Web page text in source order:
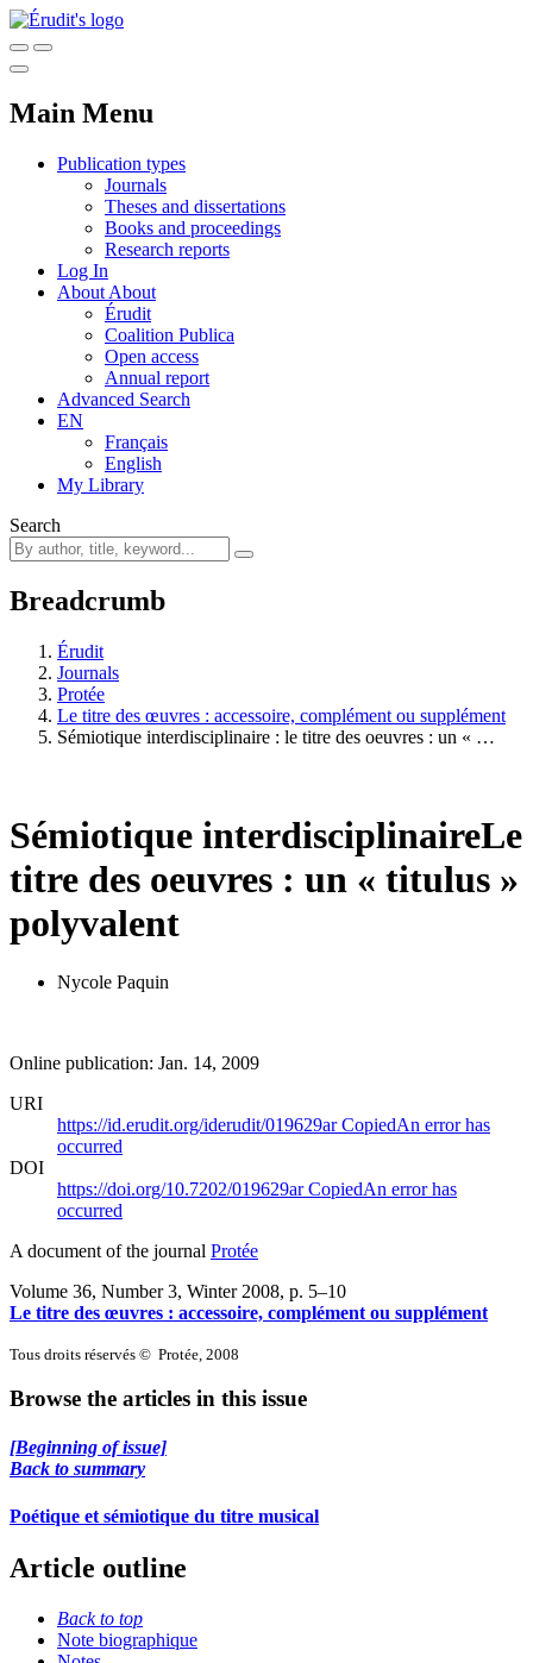
Main Menu
Publication types
Journals
Theses and dissertations
Books and proceedings
Research reports
Log In
About About
Érudit
Coalition Publica
Open access
Annual report
Advanced Search
EN
Français
English
My Library
Search
Breadcrumb
Érudit
Journals
Protée
Le titre des œuvres : accessoire, complément ou supplément
Sémiotique interdisciplinaire : le titre des oeuvres : un « …
Sémiotique interdisciplinaireLe
titre des oeuvres : un « titulus »
polyvalent
Nycole Paquin
Online publication: Jan. 14, 2009
URI
https://id.erudit.org/iderudit/019629arCopiedAn error has
occurred
DOI
https://doi.org/10.7202/019629arCopiedAn error has
occurred
A document of the journal Protée
Volume 36, Number 3, Winter 2008, p. 5–10
Le titre des œuvres : accessoire, complément ou supplément
Tous droits réservés © Protée, 2008
Browse the articles in this issue
[Beginning of issue]
Back to summary
Poétique et sémiotique du titre musical
Article outline
Back to top
Note biographique